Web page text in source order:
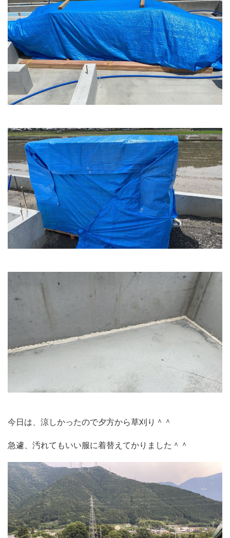
今日は、涼しかったので夕方から草刈り＾＾
急遽、汚れてもいい服に着替えてかりました＾＾